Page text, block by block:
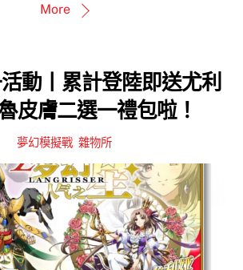
More
動丨累計登陸即送尤利
皮膚二選一禮包啦！
夢幻模擬戰, 雜物所